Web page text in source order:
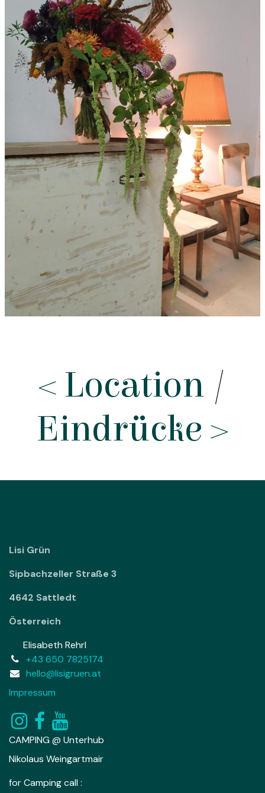
< Location /
Eindrücke >
Lisi Grün
Sipbachzeller Straße 3
4642 Sattledt
Österreich
Elisabeth Rehrl
+43 650 7825174
hello@lisigruen.at
Impressum
CAMPING @ Unterhub
Nikolaus Weingartmair
for Camping call :